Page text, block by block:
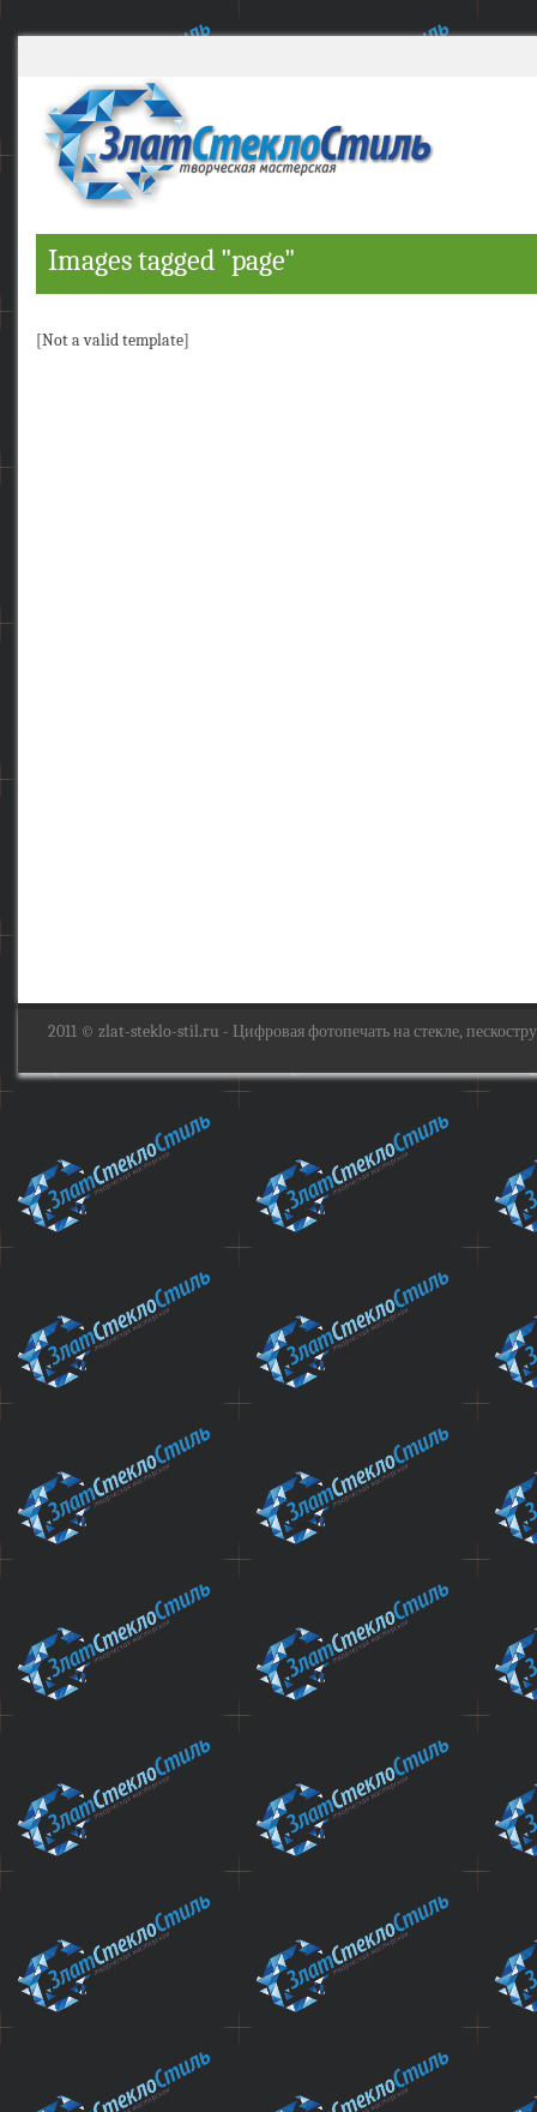
Images tagged "page"
[Not a valid template]
2011 © zlat-steklo-stil.ru - Цифровая фотопечать на стекле,